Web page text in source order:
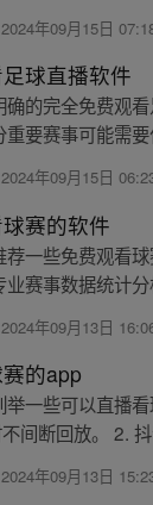
2024年09月15日
球直播软件
确的完全免费观
要赛事可能需要
2024年09月15日
赛的软件
荐一些免费观看
业赛事数据统计
2024年09月13日
的app
举一些可以直播
间断回放。 2.
2024年09月13日